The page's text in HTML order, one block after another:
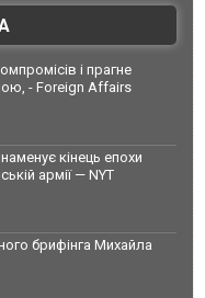
і прагне
- Foreign Affairs
кінець епохи
армії — NYT
брифінга Михайла